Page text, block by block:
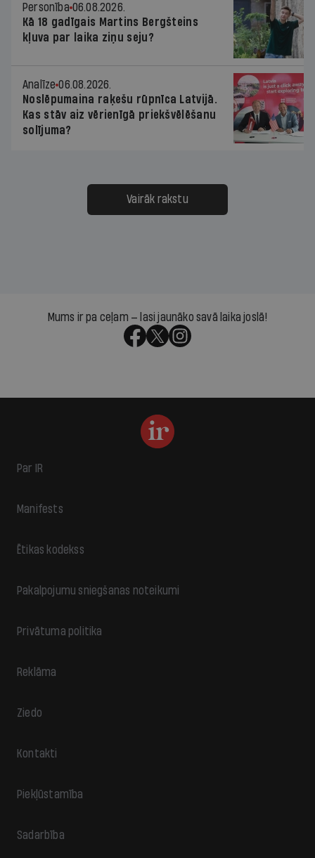
Personība 06.08.2026.
Kā 18 gadīgais Martins Bergšteins
kļuva par laika ziņu seju?
Analīze 06.08.2026.
Noslēpumaina raķešu rūpnīca Latvijā.
Kas stāv aiz vērienīgā priekšvēlēšanu
solījuma?
Vairāk rakstu
Mums ir pa ceļam — lasi jaunāko savā laika joslā!
Par IR
Manifests
Ētikas kodekss
Pakalpojumu sniegšanas noteikumi
Privātuma politika
Reklāma
Ziedo
Kontakti
Piekļūstamība
Sadarbība